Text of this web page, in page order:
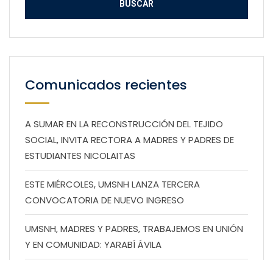
Comunicados recientes
A SUMAR EN LA RECONSTRUCCIÓN DEL TEJIDO
SOCIAL, INVITA RECTORA A MADRES Y PADRES DE
ESTUDIANTES NICOLAITAS
ESTE MIÉRCOLES, UMSNH LANZA TERCERA
CONVOCATORIA DE NUEVO INGRESO
UMSNH, MADRES Y PADRES, TRABAJEMOS EN UNIÓN
Y EN COMUNIDAD: YARABÍ ÁVILA